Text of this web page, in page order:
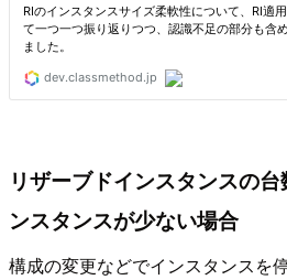
リザーブドインスタンスの
ンスタンスが少ない場合
構成の変更などでインスタンスを